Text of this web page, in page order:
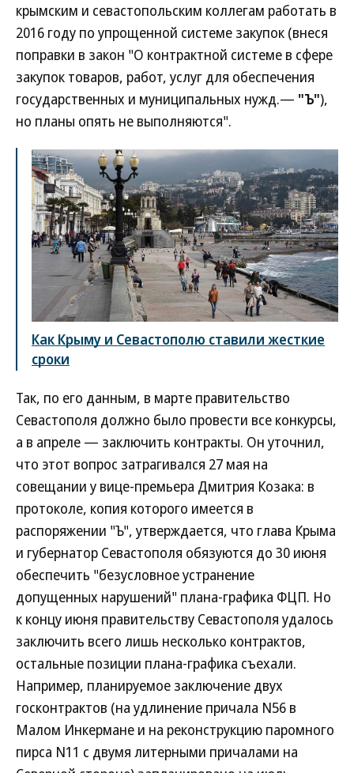
крымским и севастопольским коллегам работать в
2016 году по упрощенной системе закупок (внеся
поправки в закон "О контрактной системе в сфере
закупок товаров, работ, услуг для обеспечения
государственных и муниципальных нужд.— "Ъ"),
но планы опять не выполняются".
Как Крыму и Севастополю ставили жесткие
сроки
Так, по его данным, в марте правительство
Севастополя должно было провести все конкурсы,
а в апреле — заключить контракты. Он уточнил,
что этот вопрос затрагивался 27 мая на
совещании у вице-премьера Дмитрия Козака: в
протоколе, копия которого имеется в
распоряжении "Ъ", утверждается, что глава Крыма
и губернатор Севастополя обязуются до 30 июня
обеспечить "безусловное устранение
допущенных нарушений" плана-графика ФЦП. Но
к концу июня правительству Севастополя удалось
заключить всего лишь несколько контрактов,
остальные позиции плана-графика съехали.
Например, планируемое заключение двух
госконтрактов (на удлинение причала N56 в
Малом Инкермане и на реконструкцию паромного
пирса N11 с двумя литерными причалами на